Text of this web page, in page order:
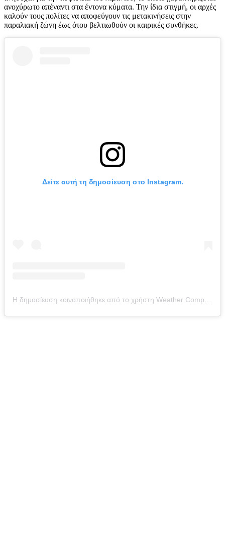
ανοχύρωτο απέναντι στα έντονα κύματα. Την ίδια στιγμή, οι αρχές
καλούν τους πολίτες να αποφεύγουν τις μετακινήσεις στην
παραλιακή ζώνη έως ότου βελτιωθούν οι καιρικές συνθήκες.
Δείτε αυτή τη δημοσίευση στο Instagram.